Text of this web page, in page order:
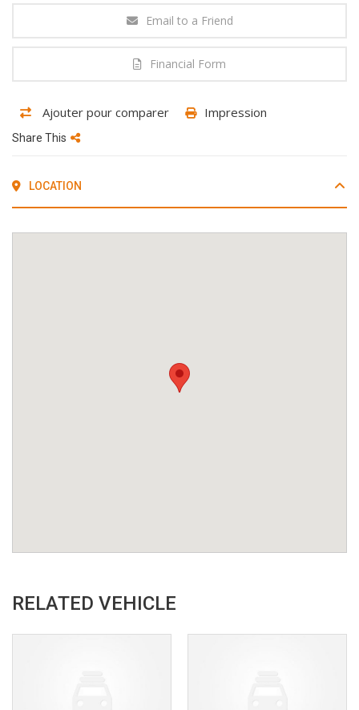
Email to a Friend
Financial Form
Ajouter pour comparer Impression
Share This
LOCATION
RELATED VEHICLE